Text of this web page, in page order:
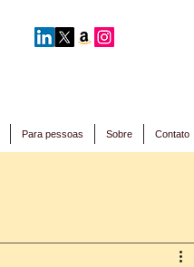
Para pessoas Sobre Contato